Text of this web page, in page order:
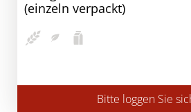
(einzeln verpackt)
Bitte loggen Sie